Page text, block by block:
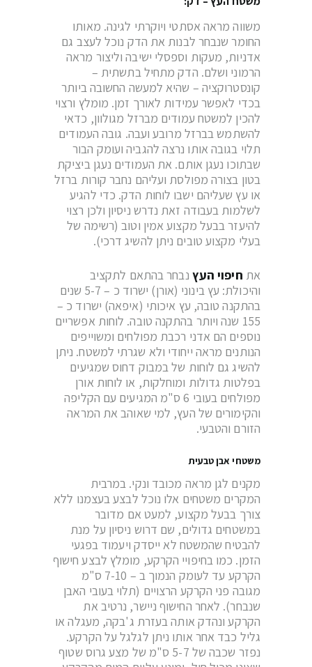
משווה מראה אסתטי ויוקרתי לגינה. מאותו
החומר שנבחר לבנות את הדק נוכל לעצב גם
אדניות, מעקות וספסלי ישיבה וליצור מראה
הרמוני ושלם. הדק מתחיל בתשתית –
קונסטרוקציה – שהיא למעשה החשובה ביותר
בכדי לאפשר עמידות לאורך זמן. מומלץ ורצוי
להכין למשטח עמודים מברזל מגולוון, כדאי
להשתמש בברזל מרובע ועבה. גובה העמודים
תלוי בגובה אותו נרצה להגביה ועומק הבור
שבתוכו נעגן אותם. את העמודים נעגן ביציקת
בטון בצורה מפולסת ועליהם נחבר קורות ברזל
או עץ שעליהם ישבו לוחות הדק. כדי להגיע
לשלמות בעבודה זאת נדרש ניסיון ולכן רצוי
להיעזר בבעל מקצוע אמין וטוב (רשימה של
בעלי מקצוע טובים ניתן להשיג דרכי).
את חיפוי העץ נבחר בהתאם לתקציב
והיכולת: עץ בינוני (אורן) ישרוד כ – 5-7 שנים
בהתקנה טובה, עץ איכותי (איפאה) ישרוד כ –
155 שנה ויותר בהתקנה טובה. לוחות אפשריים
נוספים הם אדני רכבת מפולחים ומשוייפים
הנותנים מראה ייחודי ולא שגרתי למשטח. ניתן
להשיג גם לוחות של במבוק דחוס שמגיעים
בפלטות גדולות ומוחלקות, או לוחות אורן
מפולחים בעובי 6 ס"מ המגיעים עם הקליפה
והקימורים של העץ, למי שאוהב את המראה
הזורם והטבעי.
משטחי אבן טבעית
מקנים לגן מראה מכובד ונקי. במרבית
המקרים משטחים אלו נוכל לבצע בעצמנו ללא
צורך בבעל מקצוע, למעט אם מדובר
במשטחים גדולים, שם דרוש ניסיון על מנת
להבטיח שהמשטח לא ייסדק ויעמוד בפגעי
הזמן. כמו בחיפויי הקרקע, מומלץ לבצע חישוף
הקרקע עד לעומק הנמוך ב – 7-10 ס"מ
מגובה פני הקרקע הרצויים (תלוי בעובי האבן
שנבחר). לאחר החישוף ניישר, נרטיב את
הקרקע ונהדק אותה בעזרת ג'בקה, מעגלה או
גליל כבד אחר אותו ניתן לגלגל על הקרקע.
נפזר שכבה של 5-7 ס"מ של מצע גרוס שטוף